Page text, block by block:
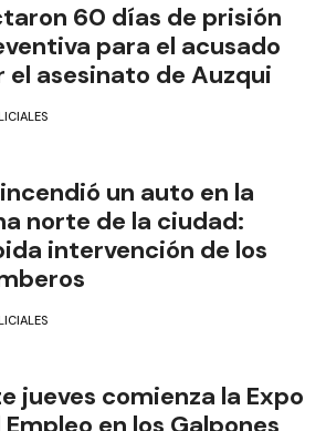
60 días de prisión
para el acusado
el asesinato de Auzqui
un auto en la
norte de la ciudad:
intervención de los
jueves comienza la Expo